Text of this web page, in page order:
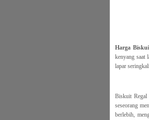
Harga
kenyang saat
lapar
Biskuit Regal
seseorang
berlebih,